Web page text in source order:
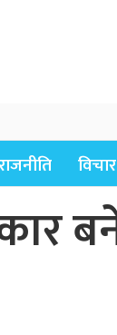
विचार